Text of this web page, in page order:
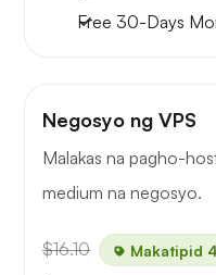
Free 30-Days
Negosyo ng VPS
Malakas na pagho-
medium na negosyo.
$16.10 Makatipid